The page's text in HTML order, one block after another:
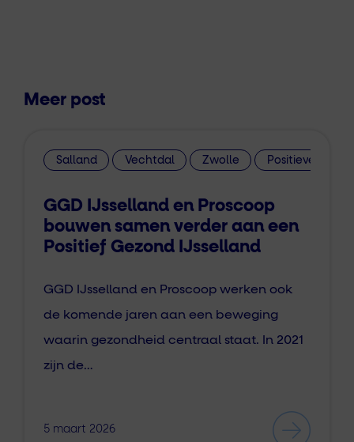
Meer post
Salland Vechtdal Zwolle Positieve
GGD IJsselland en Proscoop
bouwen samen verder aan een
Positief Gezond IJsselland
GGD IJsselland en Proscoop werken ook
de komende jaren aan een beweging
waarin gezondheid centraal staat. In 2021
zijn de…
5 maart 2026